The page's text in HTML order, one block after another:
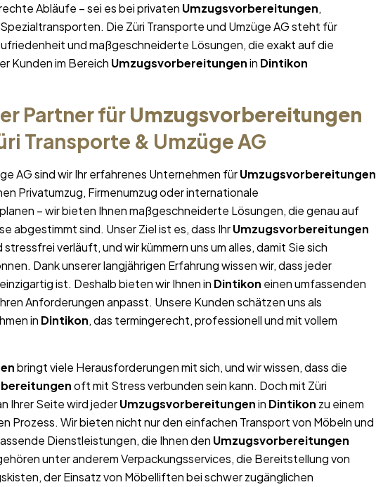
Abläufe – sei es bei privaten Umzugsvorbereitungen,
Die Züri Transporte und Umzüge AG steht für
und maßgeschneiderte Lösungen, die exakt auf die
Kunden im Bereich Umzugsvorbereitungenin Dintikon
Partner fürUmzugsvorbereitungen
Transporte & Umzüge AG
AG sind wir Ihr erfahrenes Unternehmen fürUmzugsvorbereitungen
Privatumzug, Firmenumzug oder internationale
planen – wir bieten Ihnen maßgeschneiderte Lösungen, die genau auf
abgestimmt sind. Unser Ziel ist es, dass IhrUmzugsvorbereitungen
verläuft, und wir kümmern uns um alles, damit Sie sich
Dank unserer langjährigen Erfahrung wissen wir, dass jeder
einzigartig ist. Deshalb bieten wir Ihnen in Dintikon einen umfassenden
Anforderungen anpasst. Unsere Kunden schätzen uns als
in Dintikon, das termingerecht, professionell und mit vollem
bringt viele Herausforderungen mit sich, und wir wissen, dass die
oft mit Stress verbunden sein kann. Doch mit Züri
Ihrer Seite wird jederUmzugsvorbereitungenin Dintikon zu einem
Prozess. Wir bieten nicht nur den einfachen Transport von Möbeln und
Dienstleistungen, die Ihnen den Umzugsvorbereitungen
unter anderem Verpackungsservices, die Bereitstellung von
der Einsatz von Möbelliften bei schwer zugänglichen